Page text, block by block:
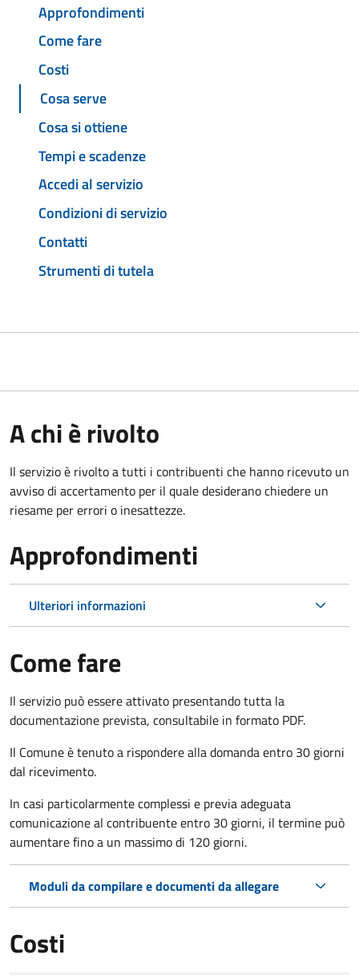
Approfondimenti
Come fare
Costi
Cosa serve
Cosa si ottiene
Tempi e scadenze
Accedi al servizio
Condizioni di servizio
Contatti
Strumenti di tutela
A chi è rivolto
Il servizio è rivolto a tutti i contribuenti che hanno ricevuto un
avviso di accertamento per il quale desiderano chiedere un
riesame per errori o inesattezze.
Approfondimenti
Ulteriori informazioni
Come fare
Il servizio può essere attivato presentando tutta la
documentazione prevista, consultabile in formato PDF.
Il Comune è tenuto a rispondere alla domanda entro 30 giorni
dal ricevimento.
In casi particolarmente complessi e previa adeguata
comunicazione al contribuente entro 30 giorni, il termine può
aumentare fino a un massimo di 120 giorni.
Moduli da compilare e documenti da allegare
Costi